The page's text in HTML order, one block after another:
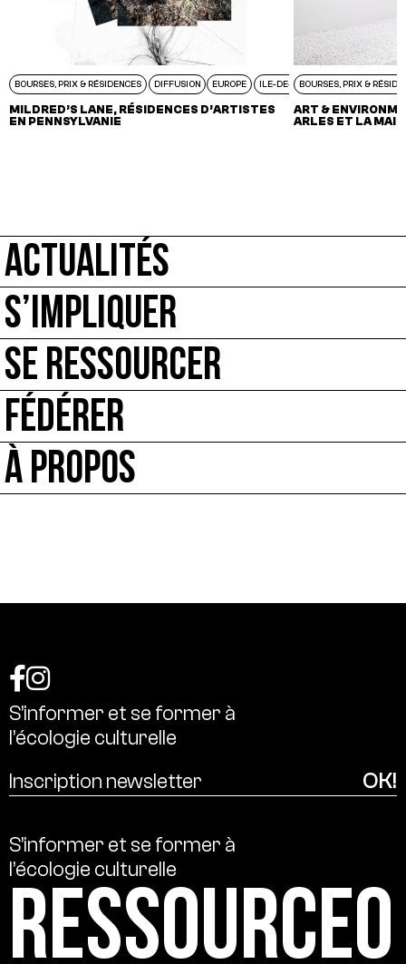
BOURSES, PRIX & RÉSIDENCES DIFFUSION EUROPE ILE-DE-FRANCE
MILDRED’S LANE, RÉSIDENCES D’ARTISTES
EN PENNSYLVANIE
BOURSES, PRIX &
ART &
ARLES ET LA
ACTUALITÉS
S’IMPLIQUER
SE RESSOURCER
FÉDÉRER
À PROPOS
S’informer et se former à
l’écologie culturelle
S’informer et se former à
l’écologie culturelle
Ressource0